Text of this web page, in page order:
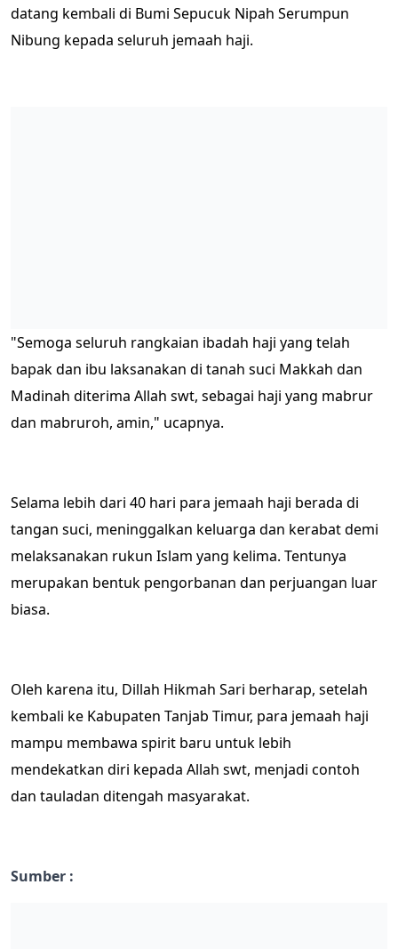
datang kembali di Bumi Sepucuk Nipah Serumpun
Nibung kepada seluruh jemaah haji.
"Semoga seluruh rangkaian ibadah haji yang telah
bapak dan ibu laksanakan di tanah suci Makkah dan
Madinah diterima Allah swt, sebagai haji yang mabrur
dan mabruroh, amin," ucapnya.
Selama lebih dari 40 hari para jemaah haji berada di
tangan suci, meninggalkan keluarga dan kerabat demi
melaksanakan rukun Islam yang kelima. Tentunya
merupakan bentuk pengorbanan dan perjuangan luar
biasa.
Oleh karena itu, Dillah Hikmah Sari berharap, setelah
kembali ke Kabupaten Tanjab Timur, para jemaah haji
mampu membawa spirit baru untuk lebih
mendekatkan diri kepada Allah swt, menjadi contoh
dan tauladan ditengah masyarakat.
Sumber :